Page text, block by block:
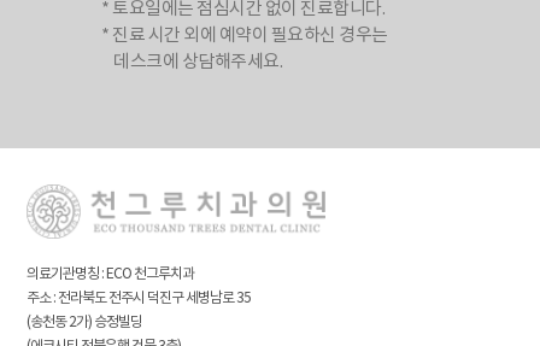
* 토요일에는 점심시간 없이 진료합니다.
* 진료 시간 외에 예약이 필요하신 경우는
데스크에 상담해주세요.
의료기관명칭 : ECO 천그루치과
주소 : 전라북도 전주시 덕진구 세병남로 35
(송천동 2가) 승정빌딩